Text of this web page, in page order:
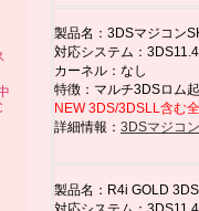
製品名：3DSマジコン
対応システム：
カーネル：なし
特徴：マルチ3DSロム
NEW 3DS/3DSLL含む
詳細情報： 3DSマジコ
製品名：R4i GOLD